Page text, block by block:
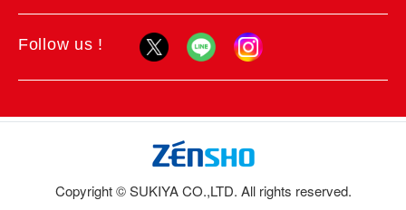
Follow us !
Copyright © SUKIYA CO.,LTD. All rights reserved.